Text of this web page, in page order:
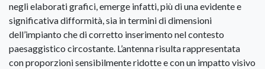
negli elaborati grafici, emerge infatti, più di una evidente e
significativa difformità, sia in termini di dimensioni
dell’impianto che di corretto inserimento nel contesto
paesaggistico circostante. L’antenna risulta rappresentata
con proporzioni sensibilmente ridotte e con un impatto visivo